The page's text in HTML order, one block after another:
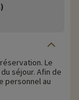
Le
séjour. Afin de
personnel au